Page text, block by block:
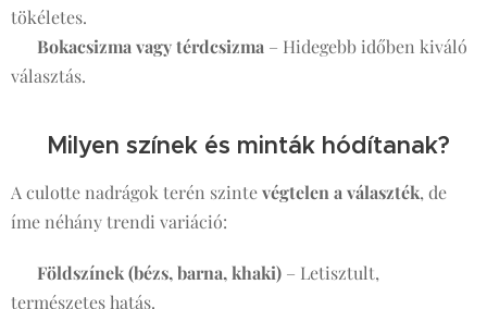
tökéletes.
Bokacsizma vagy térdcsizma – Hidegebb időben kiváló
választás.
🎨 Milyen színek és minták hódítanak?
A culotte nadrágok terén szintevégtelen a választék, de
íme néhány trendi variáció:
Földszínek (bézs, barna, khaki) – Letisztult,
természetes hatás.